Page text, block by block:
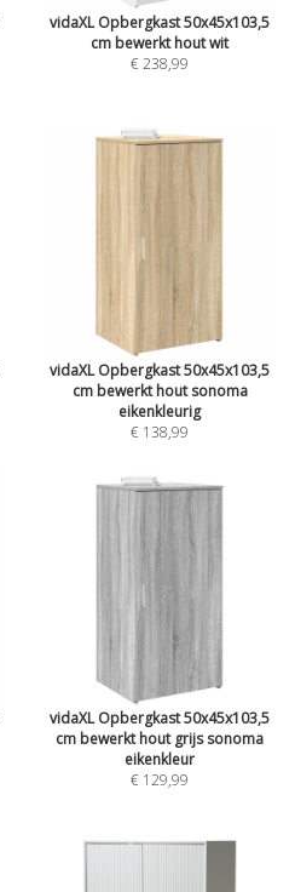
vidaXL Opbergkast 50x45x103,5
cm bewerkt hout wit
€ 238,99
vidaXL Opbergkast 50x45x103,5
cm bewerkt hout sonoma
eikenkleurig
€ 138,99
vidaXL Opbergkast 50x45x103,5
cm bewerkt hout grijs sonoma
eikenkleur
€ 129,99